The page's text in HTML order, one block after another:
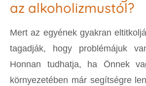
az alkoholizmustól?
Mert az egyének gyakran
tagadják, hogy problémájuk
Honnan tudhatja, ha Önnek
környezetében már segítségre